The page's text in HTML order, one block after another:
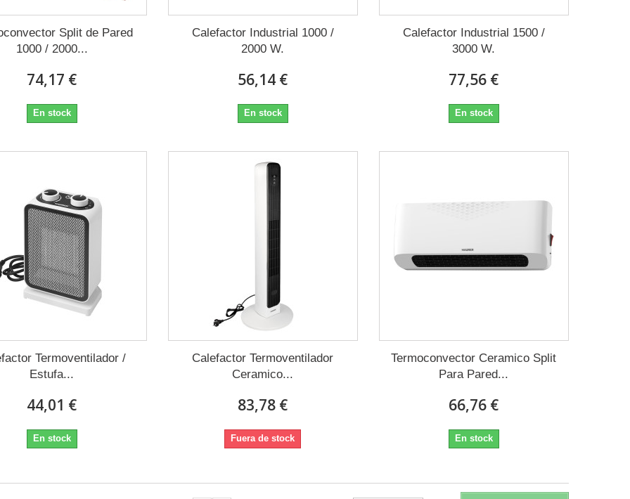
Split de Pared
1000 / 2000...
74,17 €
En stock
Calefactor Industrial 1000 /
2000 W.
56,14 €
En stock
Calefactor Industrial 1500 /
3000 W.
77,56 €
En stock
Termoventilador /
Estufa...
44,01 €
En stock
Calefactor Termoventilador
Ceramico...
83,78 €
Fuera de stock
Termoconvector Ceramico Split
Para Pared...
66,76 €
En stock